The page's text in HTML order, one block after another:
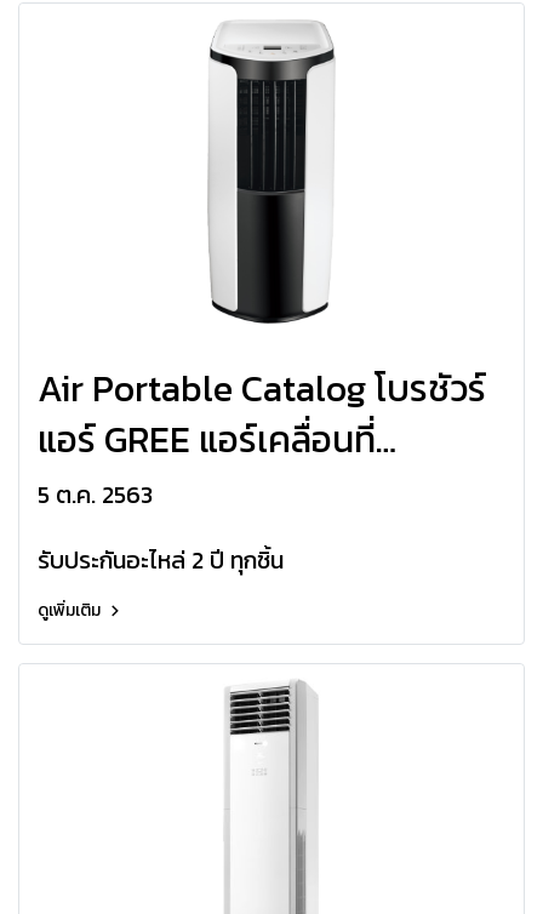
Air Portable Catalog โบรชัวร์
แอร์ GREE แอร์เคลื่อนที่
Portable R32,R410a
5 ต.ค. 2563
รับประกันอะไหล่ 2 ปี ทุกชิ้น
ดูเพิ่มเติม